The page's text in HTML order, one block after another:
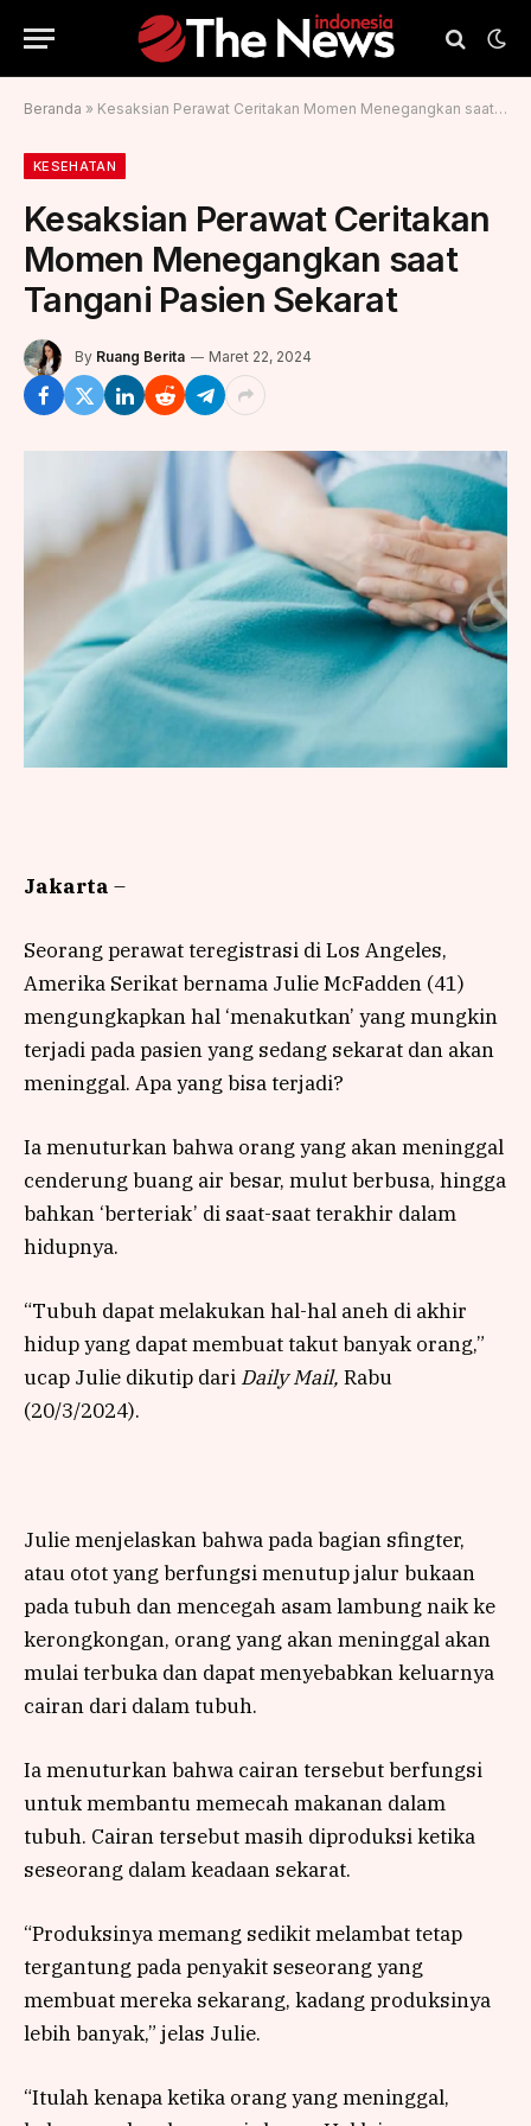
Beranda » Kesaksian Perawat Ceritakan Momen Menegangkan saat Tangani Pasien Sekarat
KESEHATAN
Kesaksian Perawat Ceritakan
Momen Menegangkan saat
Tangani Pasien Sekarat
By Ruang Berita Maret 22, 2024
Jakarta –
Seorang perawat teregistrasi di Los Angeles,
Amerika Serikat bernama Julie McFadden (41)
mengungkapkan hal ‘menakutkan’ yang mungkin
terjadi pada pasien yang sedang sekarat dan akan
meninggal. Apa yang bisa terjadi?
Ia menuturkan bahwa orang yang akan meninggal
cenderung buang air besar, mulut berbusa, hingga
bahkan ‘berteriak’ di saat-saat terakhir dalam
hidupnya.
“Tubuh dapat melakukan hal-hal aneh di akhir
hidup yang dapat membuat takut banyak orang,”
ucap Julie dikutip dari Daily Mail, Rabu
(20/3/2024).
Julie menjelaskan bahwa pada bagian sfingter,
atau otot yang berfungsi menutup jalur bukaan
pada tubuh dan mencegah asam lambung naik ke
kerongkongan, orang yang akan meninggal akan
mulai terbuka dan dapat menyebabkan keluarnya
cairan dari dalam tubuh.
Ia menuturkan bahwa cairan tersebut berfungsi
untuk membantu memecah makanan dalam
tubuh. Cairan tersebut masih diproduksi ketika
seseorang dalam keadaan sekarat.
“Produksinya memang sedikit melambat tetap
tergantung pada penyakit seseorang yang
membuat mereka sekarang, kadang produksinya
lebih banyak,” jelas Julie.
“Itulah kenapa ketika orang yang meninggal,